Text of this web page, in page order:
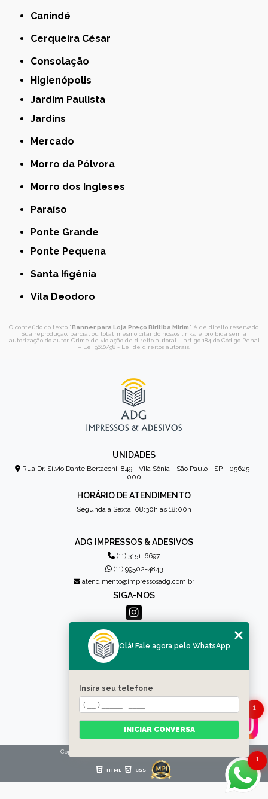
Canindé
Cerqueira César
Consolação
Higienópolis
Jardim Paulista
Jardins
Mercado
Morro da Pólvora
Morro dos Ingleses
Paraíso
Ponte Grande
Ponte Pequena
Santa Ifigênia
Vila Deodoro
O conteúdo do texto " Banner para Loja Preço Biritiba Mirim" é de direito reservado.
Sua reprodução, parcial ou total, mesmo citando nossos links, é proibida sem a
autorização do autor. Crime de violação de direito autoral – artigo 184 do Código Penal
– Lei 9610/98 - Lei de direitos autorais.
UNIDADES
Rua Dr. Sílvio Dante Bertacchi, 849 - Vila Sônia - São Paulo - SP - 05625-
000
HORÁRIO DE ATENDIMENTO
Segunda à Sexta: 08:30h às 18:00h
ADG IMPRESSOS & ADESIVOS
(11) 3151-6697
(11) 99502-4843
atendimento@impressosadg.com.br
SIGA-NOS
MENU
QUEM SOMOS
PRODUTOS
CONTATO
CATEGORIAS
MAPA DO SITE
Copyright © Impressos ADG. (Lei 9610 de 19/02/1998)
HTML CSS
1
1
Olá! Fale agora pelo WhatsApp
Insira seu telefone
INICIAR CONVERSA